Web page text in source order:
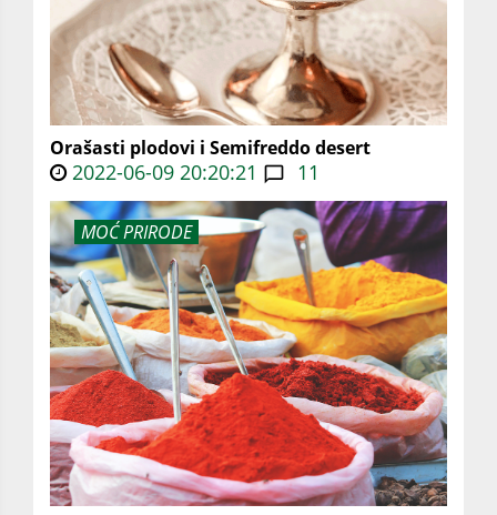
Orašasti plodovi i Semifreddo desert
2022-06-09 20:20:21 11
MOĆ PRIRODE